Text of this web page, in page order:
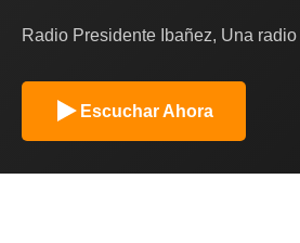
Radio Presidente Ibañez, Una
Escuchar Ahora